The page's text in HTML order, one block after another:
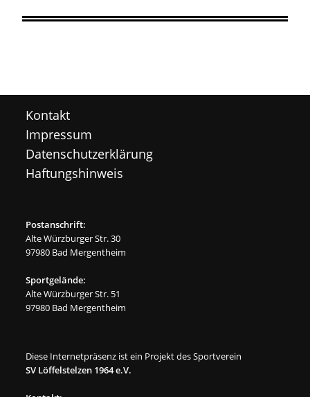
Kontakt
Impressum
Datenschutzerklärung
Haftungshinweis
Postanschrift:
Alte Würzburger Str. 30
97980 Bad Mergentheim
Sportgelände:
Alte Würzburger Str. 51
97980 Bad Mergentheim
Diese Internetpräsenz ist ein Projekt des Sportverein
SV Löffelstelzen 1964 e.V.